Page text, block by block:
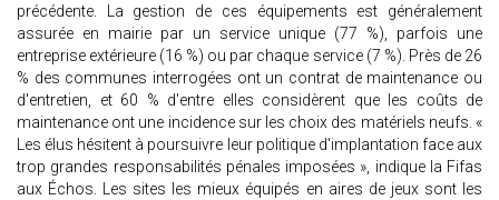
précédente. La gestion de ces équipements est généralement
assurée en mairie par un service unique (77 %), parfois une
entreprise extérieure (16 %) ou par chaque service (7 %). Près de 26
% des communes interrogées ont un contrat de maintenance ou
d'entretien, et 60 % d'entre elles considèrent que les coûts de
maintenance ont une incidence sur les choix des matériels neufs. «
Les élus hésitent à poursuivre leur politique d'implantation face aux
trop grandes responsabilités pénales imposées », indique la Fifas
aux Échos. Les sites les mieux équipés en aires de jeux sont les